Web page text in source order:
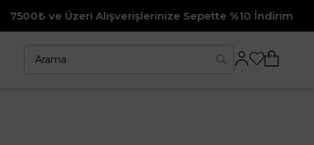
Alışverişlerinize Sepette %10 İndirim